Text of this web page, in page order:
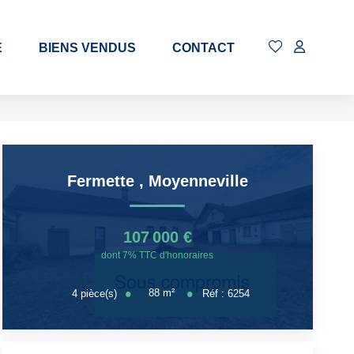
BIENS VENDUS CONTACT
Fermette , Moyenneville
107 000 €
dont 7% TTC d'honoraires
4 pièce(s) 88 m² Réf : 6254